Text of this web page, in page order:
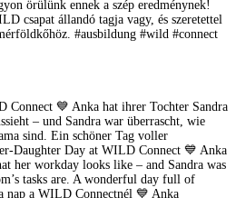
örülünk ennek a szép eredménynek!
csapat állandó tagja vagy, és szeretettel
#ausbildung #wild #connect